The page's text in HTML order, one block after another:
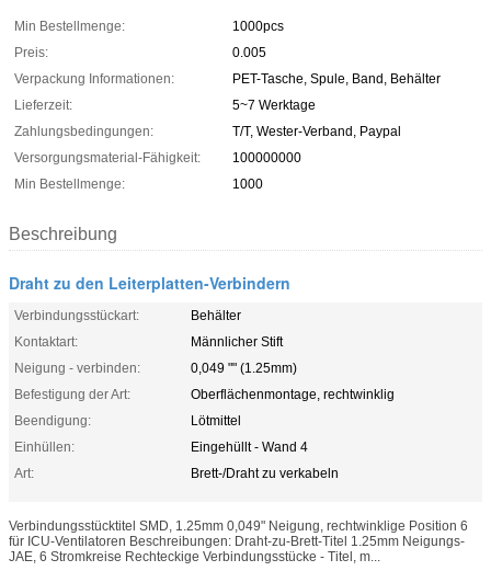
Min Bestellmenge:
1000pcs
Preis:
0.005
Verpackung Informationen:
PET-Tasche, Spule, Band, Behälter
Lieferzeit:
5~7 Werktage
Zahlungsbedingungen:
T/T, Wester-Verband, Paypal
Versorgungsmaterial-Fähigkeit:
100000000
Min Bestellmenge:
1000
Beschreibung
Draht zu den Leiterplatten-Verbindern
Verbindungsstückart:
Behälter
Kontaktart:
Männlicher Stift
Neigung - verbinden:
0,049 "" (1.25mm)
Befestigung der Art:
Oberflächenmontage, rechtwinklig
Beendigung:
Lötmittel
Einhüllen:
Eingehüllt - Wand 4
Art:
Brett-/Draht zu verkabeln
Verbindungsstücktitel SMD, 1.25mm 0,049" Neigung, rechtwinklige Position 6
für ICU-Ventilatoren Beschreibungen: Draht-zu-Brett-Titel 1.25mm Neigungs-
JAE, 6 Stromkreise Rechteckige Verbindungsstücke - Titel, m...